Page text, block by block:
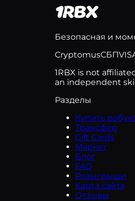
Безопасная и
CryptomusСБП
1RBX is not
an independent
Разделы
Купить
Трансфер
Gift Cards
Маркет
Блог
FAQ
Розыгрыши
Карта сайта
Отзывы